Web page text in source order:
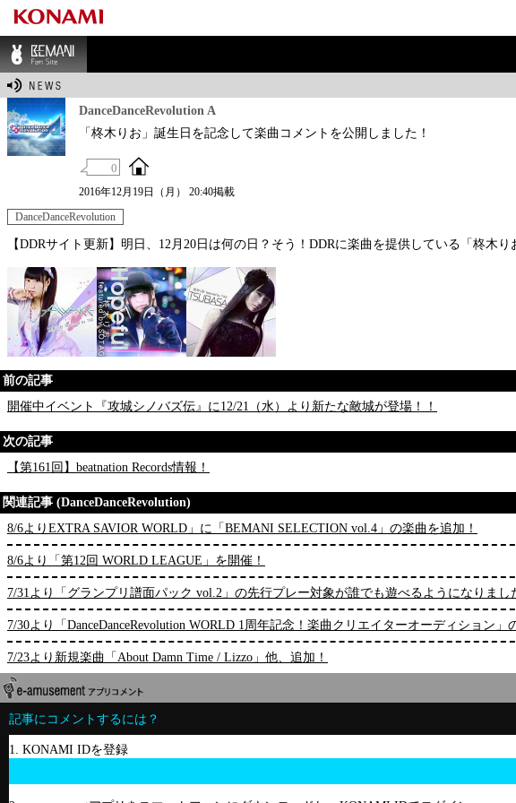
BEMANI Fan Sit
DanceDanceRevolution A
「柊木りお」誕生日を記念して楽曲コメントを公開しました！
0
2016年12月19日（月） 20:40掲載
DanceDanceRevolution
【DDRサイト更新】明日、12月20日は何の日？そう！DDRに楽曲を提供している「柊木
前の記事
開催中イベント『攻城シノバズ伝』に12/21（水）より新たな敵城が登場！！
次の記事
【第161回】beatnation Records情報！
関連記事 (DanceDanceRevolution)
8/6よりEXTRA SAVIOR WORLD」に「BEMANI SELECTION vol.4」の楽曲を追加！
8/6より「第12回 WORLD LEAGUE」を開催！
7/31より「グランプリ譜面パック vol.2」の先行プレー対象が誰でも遊べるようになりまし
7/30より「DanceDanceRevolution WORLD 1周年記念！楽曲クリエイターオーディション
7/23より新規楽曲「About Damn Time / Lizzo」他、追加！
記事にコメントするには？
1. KONAMI IDを登録